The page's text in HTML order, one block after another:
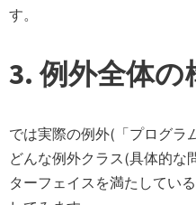
す。
3. 例外全体の
では実際の例外(「プログラ
どんな例外クラス(具体的な
ターフェイスを満たしてい